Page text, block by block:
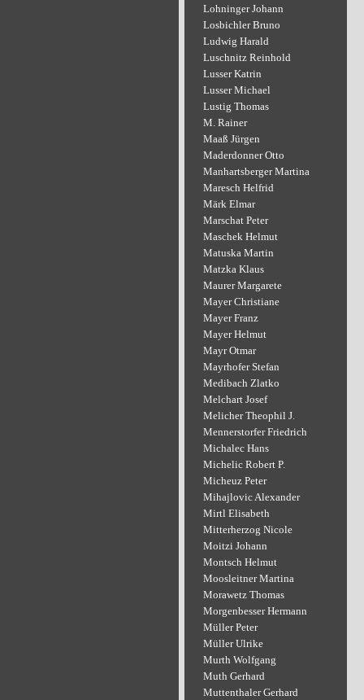
Lohninger Johann
Losbichler Bruno
Ludwig Harald
Luschnitz Reinhold
Lusser Katrin
Lusser Michael
Lustig Thomas
M. Rainer
Maaß Jürgen
Maderdonner Otto
Manhartsberger Martina
Maresch Helfrid
Märk Elmar
Marschat Peter
Maschek Helmut
Matuska Martin
Matzka Klaus
Maurer Margarete
Mayer Christiane
Mayer Franz
Mayer Helmut
Mayr Otmar
Mayrhofer Stefan
Medibach Zlatko
Melchart Josef
Melicher Theophil J.
Mennerstorfer Friedrich
Michalec Hans
Michelic Robert P.
Micheuz Peter
Mihajlovic Alexander
Mirtl Elisabeth
Mitterherzog Nicole
Moitzi Johann
Montsch Helmut
Moosleitner Martina
Morawetz Thomas
Morgenbesser Hermann
Müller Peter
Müller Ulrike
Murth Wolfgang
Muth Gerhard
Muttenthaler Gerhard